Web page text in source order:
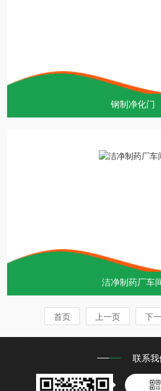
钢制净化门
洁净制药厂车
首页 上一页 下
联系我